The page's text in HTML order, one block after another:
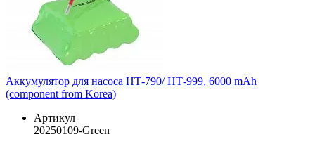
Аккумулятор для насоса НТ-790/ НТ-999, 6000 mAh
(component from Korea)
Артикул
20250109-Green